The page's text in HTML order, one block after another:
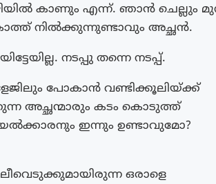
കാണും എന്ന്. ഞാൻ ചെല്ലും
കാത്ത് നിൽക്കുന്നുണ്ടാവും അച്ഛൻ.
നടപ്പു തന്നെ നടപ്പ്.
പോകാൻ വണ്ടിക്കൂലിയ്ക്ക്
അച്ഛന്മാരും കടം കൊടുത്ത്
ഇന്നും ഉണ്ടാവുമോ?
ലീവെടുക്കുമായിരുന്ന ഒരാളെ